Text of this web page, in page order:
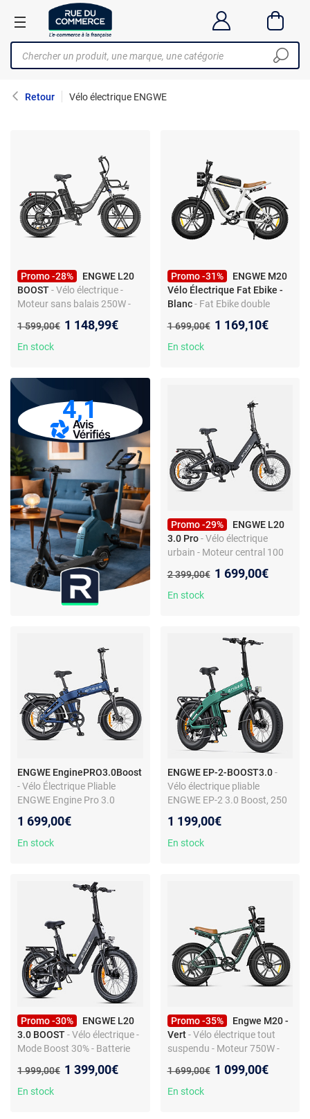
Retour Vélo électrique ENGWE
Promo -28%
ENGWE L20
BOOST- Vélo électrique -
Moteur sans balais 250W -
Autonomie max 126 km
Ancien prix :
1 599,00€ Nouveau prix :
1 148,99€
En stock
Promo -31%
ENGWE M20
Vélo Électrique Fat Ebike -
Blanc - Fat Ebike double
26Ah - Suspensions
complètes
Ancien prix :
1 699,00€ Nouveau prix :
1 169,10€
En stock
4,1
Promo -29%
ENGWE L20
3.0 Pro - Vélo électrique
urbain - Moteur central 100
Autonomie 160 km - Pneus
20 x 3"
Ancien prix :
2 399,00€ Nouveau prix :
1 699,00€
En stock
ENGWE EnginePRO3.0Boost
- Vélo Électrique Pliable
ENGWE Engine Pro 3.0
1 699,00€
En stock
ENGWE EP-2-BOOST3.0 -
Vélo électrique pliable
ENGWE EP-2 3.0 Boost, 250
vert
1 199,00€
En stock
Promo -30%
ENGWE L20
3.0 BOOST- Vélo électrique -
Mode Boost 30% - Batterie
135 km
Ancien prix :
1 999,00€ Nouveau prix :
1 399,00€
En stock
Promo -35%
Engwe M20 -
Vert - Vélo électrique tout
suspendu - Moteur 750W -
Fat
Ancien prix :
1 699,00€ Nouveau prix :
1 099,00€
En stock